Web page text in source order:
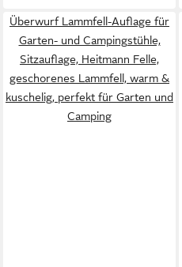
Überwurf Lammfell-Auflage für
Garten- und Campingstühle,
Sitzauflage, Heitmann Felle,
geschorenes Lammfell, warm &
kuschelig, perfekt für Garten und
Camping